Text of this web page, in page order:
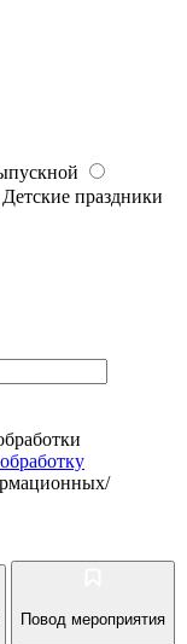
Детские праздники
Повод мероприятия